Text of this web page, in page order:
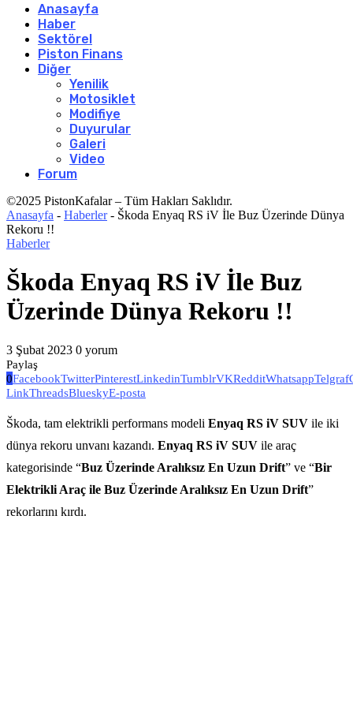
Anasayfa
Haber
Sektörel
Piston Finans
Diğer
Yenilik
Motosiklet
Modifiye
Duyurular
Galeri
Video
Forum
©2025 PistonKafalar – Tüm Hakları Saklıdır.
Anasayfa - Haberler- Škoda Enyaq RS iV İle Buz Üzerinde Dünya
Rekoru !!
Haberler
Škoda Enyaq RS iV İle Buz
Üzerinde Dünya Rekoru !!
3 Şubat 2023 0 yorum
Paylaş
0FacebookTwitterPinterestLinkedinTumblrVKRedditWhatsappTelgraf
LinkThreadsBlueskyE-posta
Škoda, tam elektrikli performans modeli Enyaq RS iV SUV ile iki
dünya rekoru unvanı kazandı. Enyaq RS iV SUV ile araç
kategorisinde “Buz Üzerinde Aralıksız En Uzun Drift” ve “Bir
Elektrikli Araç ile Buz Üzerinde Aralıksız En Uzun Drift”
rekorlarını kırdı.